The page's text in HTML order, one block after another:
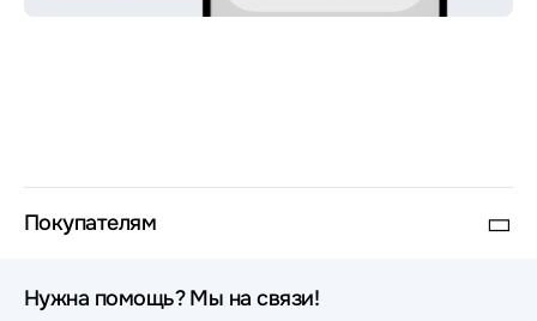
Покупателям
Нужна помощь? Мы на связи!